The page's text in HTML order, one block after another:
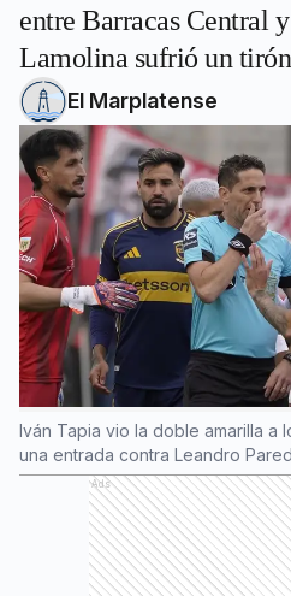
entre Barracas Central
Lamolina sufrió un
El Marplatense
Iván Tapia vio la doble amarilla a
una entrada contra Leandro
Ads